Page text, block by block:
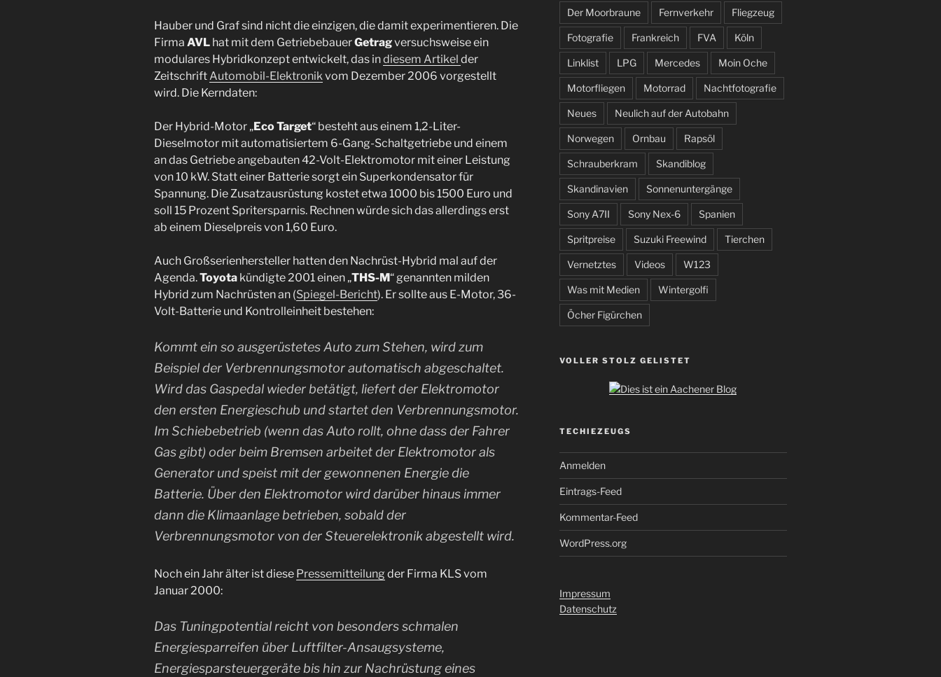
Hauber und Graf sind nicht die einzigen, die damit experimentieren. Die
Firma AVL hat mit dem GetriebebauerGetragversuchsweise ein
modulares Hybridkonzept entwickelt, das indiesem Artikel der
ZeitschriftAutomobil-Elektronikvom Dezember 2006 vorgestellt
wird. Die Kerndaten:
Der Hybrid-Motor „Eco Target“ besteht aus einem 1,2-Liter-
Dieselmotor mit automatisiertem 6-Gang-Schaltgetriebe und einem
an das Getriebe angebauten 42-Volt-Elektromotor mit einer Leistung
von 10 kW. Statt einer Batterie sorgt ein Superkondensator für
Spannung. Die Zusatzausrüstung kostet etwa 1000 bis 1500 Euro und
soll 15 Prozent Spritersparnis. Rechnen würde sich das allerdings erst
ab einem Dieselpreis von 1,60 Euro.
Auch Großserienhersteller hatten den Nachrüst-Hybrid mal auf der
Agenda.Toyota kündigte 2001 einen „THS-M“ genannten milden
Hybrid zum Nachrüsten an (Spiegel-Bericht). Er sollte aus E-Motor, 36-
Volt-Batterie und Kontrolleinheit bestehen:
Kommt ein so ausgerüstetes Auto zum Stehen, wird zum
Beispiel der Verbrennungsmotor automatisch abgeschaltet.
Wird das Gaspedal wieder betätigt, liefert der Elektromotor
den ersten Energieschub und startet den Verbrennungsmotor.
Im Schiebebetrieb (wenn das Auto rollt, ohne dass der Fahrer
Gas gibt) oder beim Bremsen arbeitet der Elektromotor als
Generator und speist mit der gewonnenen Energie die
Batterie. Über den Elektromotor wird darüber hinaus immer
dann die Klimaanlage betrieben, sobald der
Verbrennungsmotor von der Steuerelektronik abgestellt wird.
Noch ein Jahr älter ist diese Pressemitteilung der Firma KLS vom
Januar 2000:
Das Tuningpotential reicht von besonders schmalen
Energiesparreifen über Luftfilter-Ansaugsysteme,
Energiesparsteuergeräte bis hin zur Nachrüstung eines
Der Moorbraune Fernverkehr Fliegzeug
Fotografie Frankreich FVA Köln
Linklist LPG Mercedes Moin Oche
Motorfliegen Motorrad Nachtfotografie
Neues Neulich auf der Autobahn
Norwegen Ornbau Rapsöl
Schrauberkram Skandiblog
Skandinavien Sonnenuntergänge
Sony A7II Sony Nex-6 Spanien
Spritpreise Suzuki Freewind Tierchen
Vernetztes Videos W123
Was mit Medien Wintergolfi
Öcher Figürchen
VOLLER STOLZ GELISTET
TECHIEZEUGS
Anmelden
Eintrags-Feed
Kommentar-Feed
WordPress.org
Impressum
Datenschutz